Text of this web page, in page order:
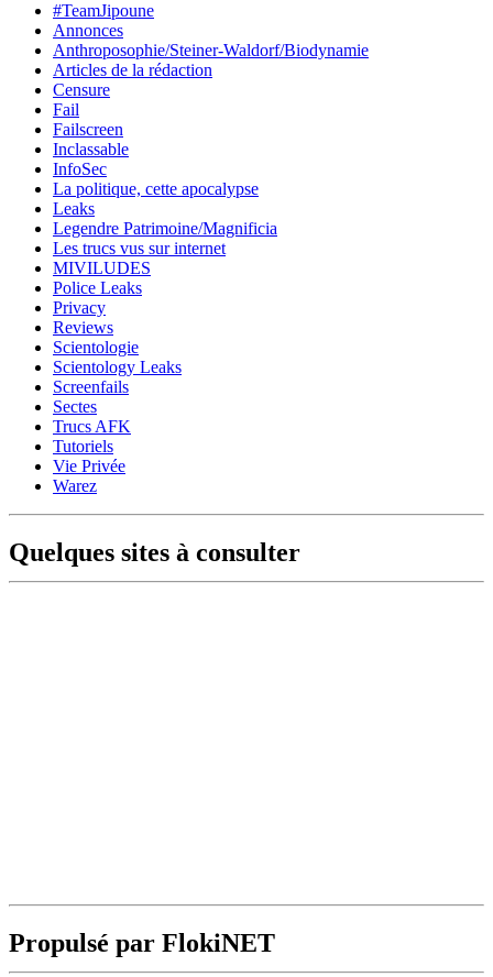
#TeamJipoune
Annonces
Anthroposophie/Steiner-Waldorf/Biodynamie
Articles de la rédaction
Censure
Fail
Failscreen
Inclassable
InfoSec
La politique, cette apocalypse
Leaks
Legendre Patrimoine/Magnificia
Les trucs vus sur internet
MIVILUDES
Police Leaks
Privacy
Reviews
Scientologie
Scientology Leaks
Screenfails
Sectes
Trucs AFK
Tutoriels
Vie Privée
Warez
Quelques sites à consulter
Propulsé par FlokiNET